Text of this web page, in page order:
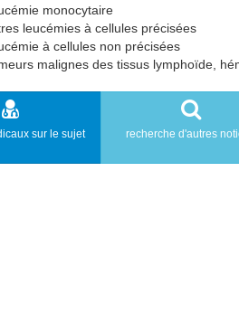
monocytaire
leucémies à cellules précisées
à cellules non précisées
malignes des tissus lymphoïde,
sur le sujet recherche d'autres